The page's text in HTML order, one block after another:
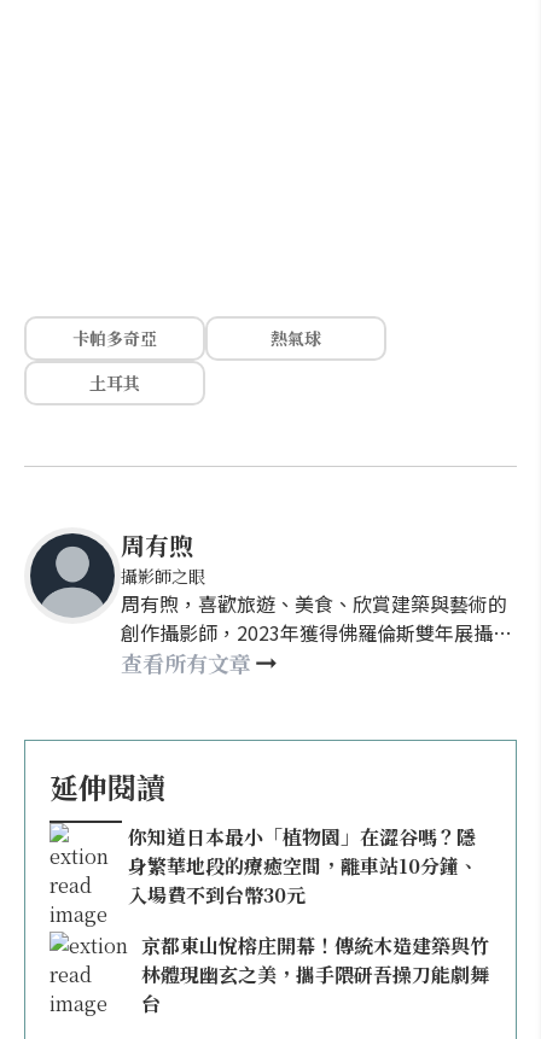
卡帕多奇亞
熱氣球
土耳其
周有煦
攝影師之眼
周有煦，喜歡旅遊、美食、欣賞建築與藝術的
創作攝影師，2023年獲得佛羅倫斯雙年展攝影
類主席特別提及獎，現任欣講堂、Sony數位教
IPA、Px3等國際攝影大賽多次獎項，自稱時空
的旅人，目前在地球擔任接待中。
查看所有文章
延伸閱讀
你知道日本最小「植物園」在澀谷嗎？隱
身繁華地段的療癒空間，離車站10分鐘、
入場費不到台幣30元
京都東山悅榕庄開幕！傳統木造建築與竹
林體現幽玄之美，攜手隈研吾操刀能劇舞
台